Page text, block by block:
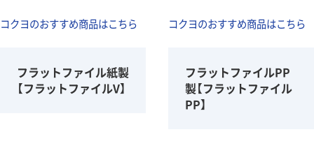
コクヨのおすすめ商品はこちら コクヨのおすすめ商品はこちら
フラットファイル紙製
【フラットファイルV】
フラットファイルPP
製【フラットファイル
PP】